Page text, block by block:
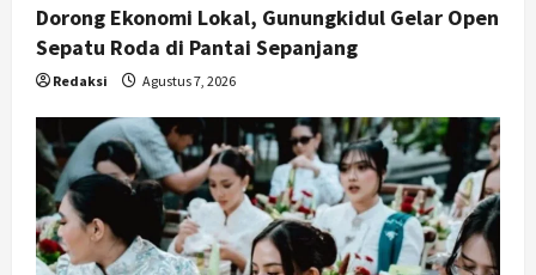
Dorong Ekonomi Lokal, Gunungkidul Gelar Open
Sepatu Roda di Pantai Sepanjang
Redaksi Agustus 7, 2026